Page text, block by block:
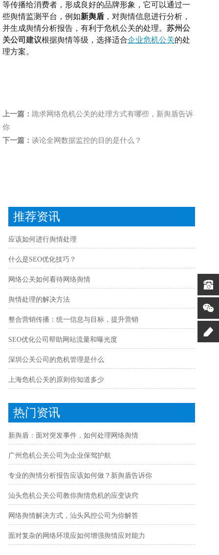
等传播给消费者，形成良好的品牌形象， 它可以通过一
些舆情监测平台，例如新舆盾 ，对舆情信息进行分析，
并生成舆情分析报告，有利于危机公关的处理。 苏州公
关公司建议根据舆情等级，选择适合企业危机公关的处
理方案。
上一篇： 跪求网络危机公关的处理方式有哪些，新舆盾告诉
你
下一篇： 谈论全网数据监控的目的是什么？
推荐资讯
应该如何进行舆情处理
什么是SEO优化技巧？
网络公关如何看待网络舆情
舆情处理的解决方法
整合营销传播：统一信息与目标，提升营销
SEO优化公司帮助网站流量和曝光度
深圳公关公司的危机管理是什么
上海危机公关的原则你知道多少
热门资讯
新舆盾：面对突发事件，如何处理网络舆情
广州危机公关公司为企业保驾护航
专业的舆情分析报告应该如何做？新舆盾告诉你
汕头危机公关公司教你舆情危机的应变诀窍
网络舆情解决方式，汕头风控公司为你解答
面对复杂的网络环境应如何增强舆情应对能力